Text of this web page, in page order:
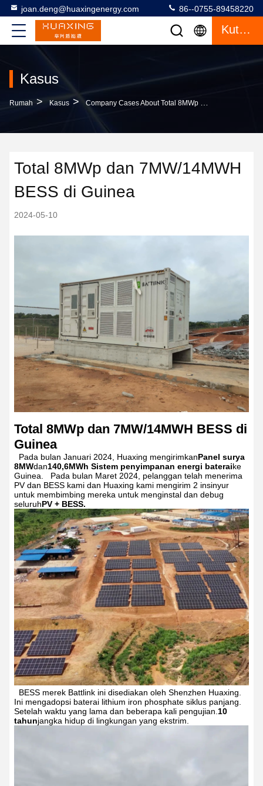
joan.deng@huaxingenergy.com 86--0755-89458220
Kutipan
Kasus
Rumah > Kasus > Company Cases About Total 8MWp Dan 7MW/14MWH BESS Di Guinea
Total 8MWp dan 7MW/14MWH
BESS di Guinea
2024-05-10
Total 8MWp dan 7MW/14MWH BESS di
Guinea
Pada bulan Januari 2024, Huaxing mengirimkanPanel surya
8MWdan140,6MWh Sistem penyimpanan energi bateraike
Guinea.
Pada bulan Maret 2024, pelanggan telah menerima
PV dan BESS kami dan Huaxing kami mengirim 2 insinyur
untuk membimbing mereka untuk menginstal dan debug
seluruhPV + BESS.
BESS merek Battlink ini disediakan oleh Shenzhen Huaxing.
Ini mengadopsi baterai lithium iron phosphate siklus panjang.
Setelah waktu yang lama dan beberapa kali pengujian. 10
tahunjangka hidup di lingkungan yang ekstrim.